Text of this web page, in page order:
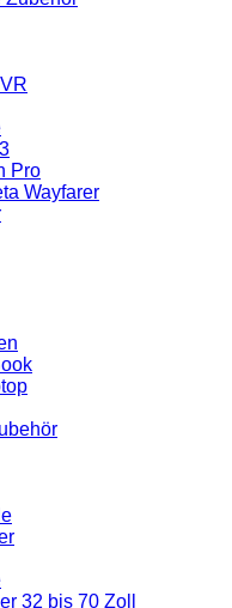
Pro
Wayfarer
32 bis 70 Zoll